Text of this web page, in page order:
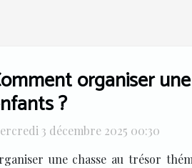
organiser
?
3 décembre 2025 00:30
une chasse au trésor